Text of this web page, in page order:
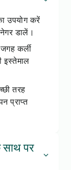
उपयोग करें
डालें।
कर्ली
इस्तेमाल
तरह
प्राप्त
साथ पर